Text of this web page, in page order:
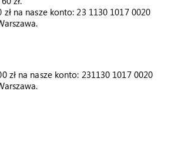
na nasze konto: 23 1130 1017 0020
zł na nasze konto: 231130 1017 0020